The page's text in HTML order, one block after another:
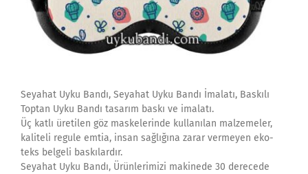
Seyahat Uyku Bandı, Seyahat Uyku Bandı İmalatı, Baskılı
Toptan Uyku Bandı tasarım baskı ve imalatı.
Üç katlı üretilen göz maskelerinde kullanılan malzemeler,
kaliteli regule emtia, insan sağlığına zarar vermeyen eko-
teks belgeli baskılardır.
Seyahat Uyku Bandı, Ürünlerimizi makinede 30 derecede